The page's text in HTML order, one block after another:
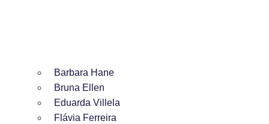
Barbara Hane
Bruna Ellen
Eduarda Villela
Flávia Ferreira